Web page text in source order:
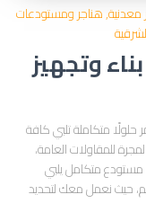
معدنية هناجر ومستودعات
وتجهيز
حلولًا متكاملة تلبي كافة
للمقاولات العامة،
متكامل يلبي
حيث نعمل معك لتحديد